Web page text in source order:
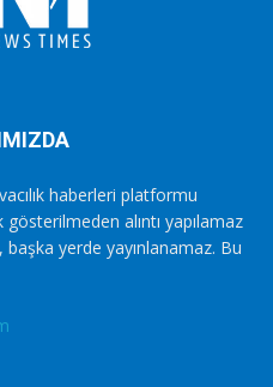
haberleri platformu
alıntı yapılamaz
yerde yayınlanamaz. Bu